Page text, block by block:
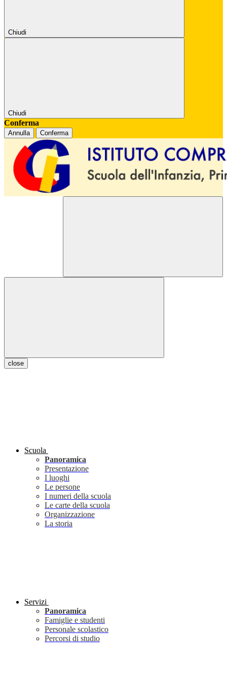
Chiudi
Chiudi
Conferma
Annulla Conferma
close
Scuola
Panoramica
Presentazione
I luoghi
Le persone
I numeri della scuola
Le carte della scuola
Organizzazione
La storia
Servizi
Panoramica
Famiglie e studenti
Personale scolastico
Percorsi di studio